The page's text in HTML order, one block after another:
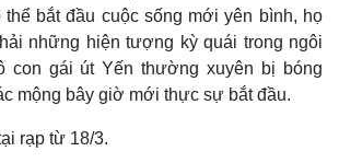
Thị trường
bắt đầu cuộc sống mới yên bình, họ
những hiện tượng kỳ quái trong ngôi
con gái út Yến thường xuyên bị bóng
mộng bây giờ mới thực sự bắt đầu.
rạp từ 18/3.